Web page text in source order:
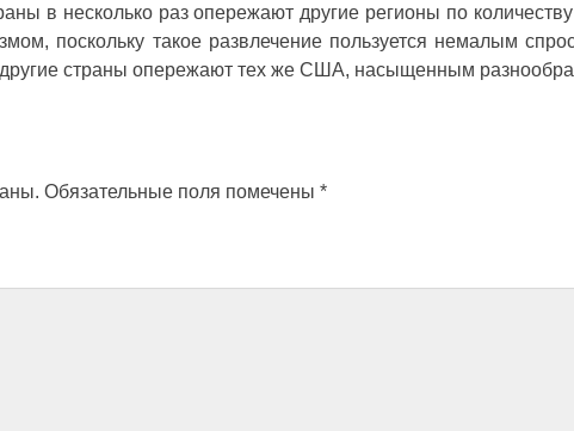
в несколько раз опережают другие регионы по
поскольку такое развлечение пользуется немалым
страны опережают тех же США, насыщенным
Обязательные поля помечены *